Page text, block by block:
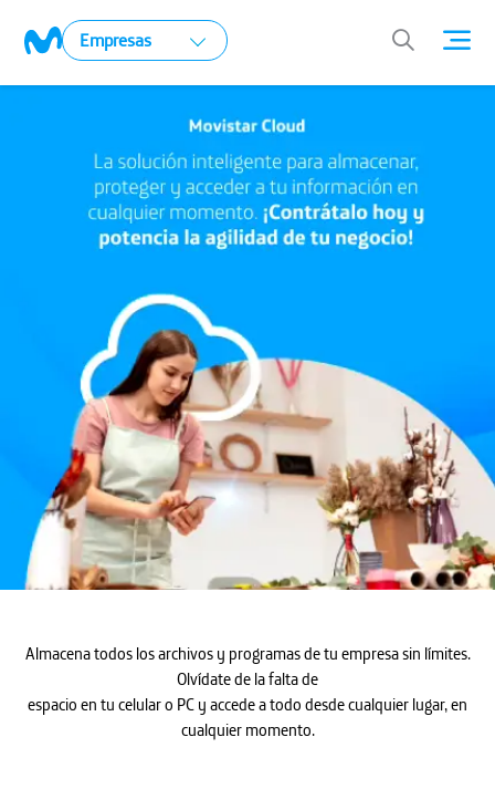
Empresas
Almacena todos los archivos y programas de tu empresa sin límites.
Olvídate de la falta de
espacio en tu celular o PC y accede a todo desde cualquier lugar, en
cualquier momento.